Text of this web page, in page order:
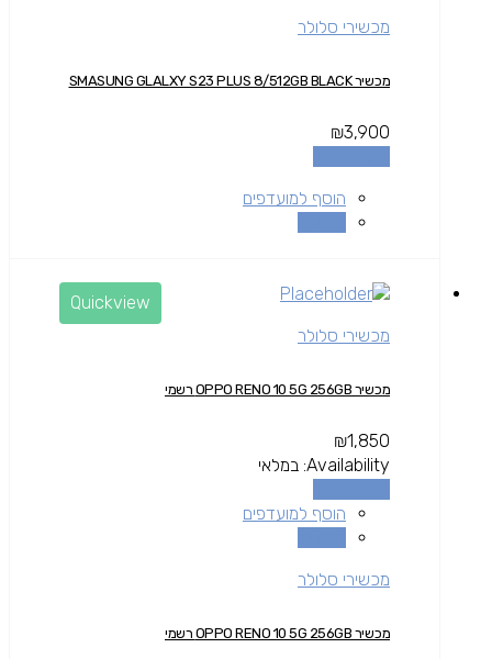
מכשירי סלולר
מכשיר SMASUNG GLALXY S23 PLUS 8/512GB BLACK
₪3,900
הוסף למועדפים
Quickview
מכשירי סלולר
מכשיר OPPO RENO 10 5G 256GB רשמי
₪1,850
Availability: במלאי
הוסף למועדפים
מכשירי סלולר
מכשיר OPPO RENO 10 5G 256GB רשמי